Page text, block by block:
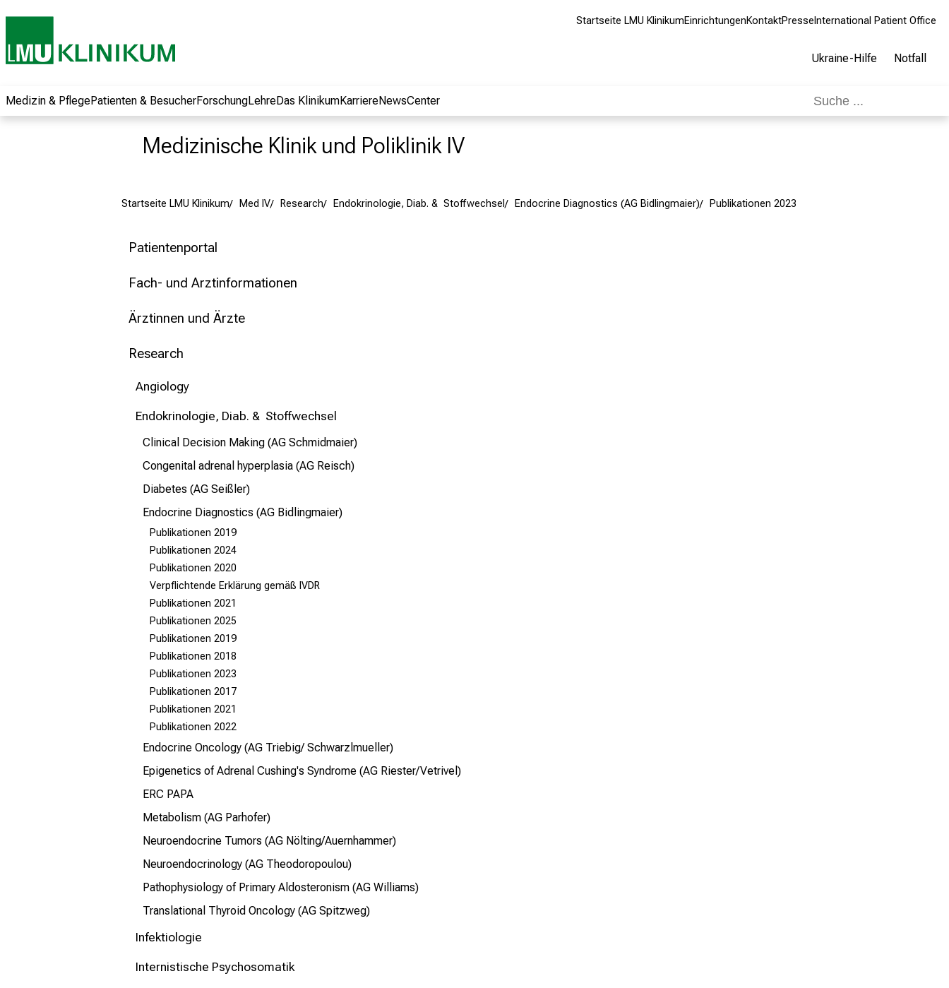
Startseite LMU KlinikumEinrichtungenKontaktPresse International Patient Office
Ukraine-Hilfe Notfall
Medizin & PflegePatienten & BesucherForschungLehreDas KlinikumKarriereNewsCenter
Medizinische Klinik und Poliklinik IV
Startseite LMU Klinikum Med IV Research Endokrinologie, Diab. & Stoffwechsel Endocrine Diagnostics (AG Bidlingmaier) Publikationen 2023
Patientenportal
Fach- und Arztinformationen
Ärztinnen und Ärzte
Research
Angiology
Endokrinologie, Diab. & Stoffwechsel
Clinical Decision Making (AG Schmidmaier)
Congenital adrenal hyperplasia (AG Reisch)
Diabetes (AG Seißler)
Endocrine Diagnostics (AG Bidlingmaier)
Publikationen 2019
Publikationen 2024
Publikationen 2020
Verpflichtende Erklärung gemäß IVDR
Publikationen 2021
Publikationen 2025
Publikationen 2019
Publikationen 2018
Publikationen 2023
Publikationen 2017
Publikationen 2021
Publikationen 2022
Endocrine Oncology (AG Triebig/ Schwarzlmueller)
Epigenetics of Adrenal Cushing's Syndrome (AG Riester/Vetrivel)
ERC PAPA
Metabolism (AG Parhofer)
Neuroendocrine Tumors (AG Nölting/Auernhammer)
Neuroendocrinology (AG Theodoropoulou)
Pathophysiology of Primary Aldosteronism (AG Williams)
Translational Thyroid Oncology (AG Spitzweg)
Infektiologie
Internistische Psychosomatik
Informationen zu
Jobs, Ausbildungen
Weiterbildungen.
Kommen Sie
begeistern – ganz
ohne Anmeldung.
mehr Informationen